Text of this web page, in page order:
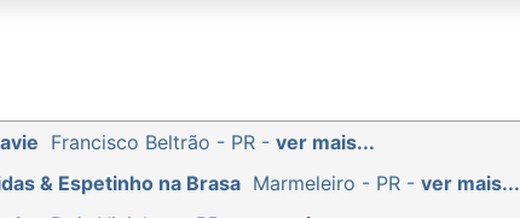
Francisco Beltrão - PR - ver mais...
& Espetinho na Brasa Marmeleiro - PR - ver mais...